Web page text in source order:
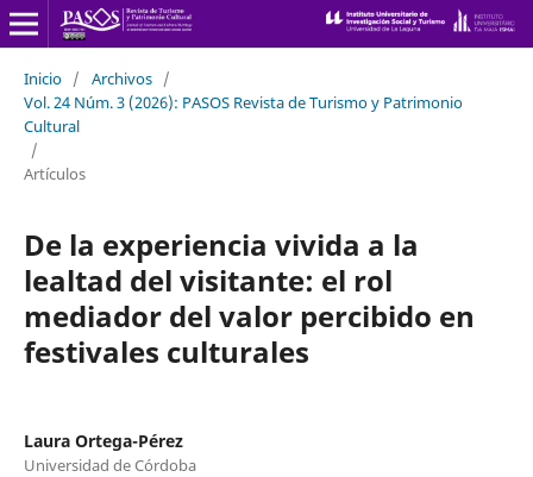
Inicio / Archivos /
Vol. 24 Núm. 3 (2026): PASOS Revista de Turismo y Patrimonio
Cultural
/
Artículos
De la experiencia vivida a la
lealtad del visitante: el rol
mediador del valor percibido en
festivales culturales
Laura Ortega-Pérez
Universidad de Córdoba